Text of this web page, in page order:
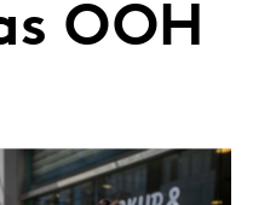
OOH